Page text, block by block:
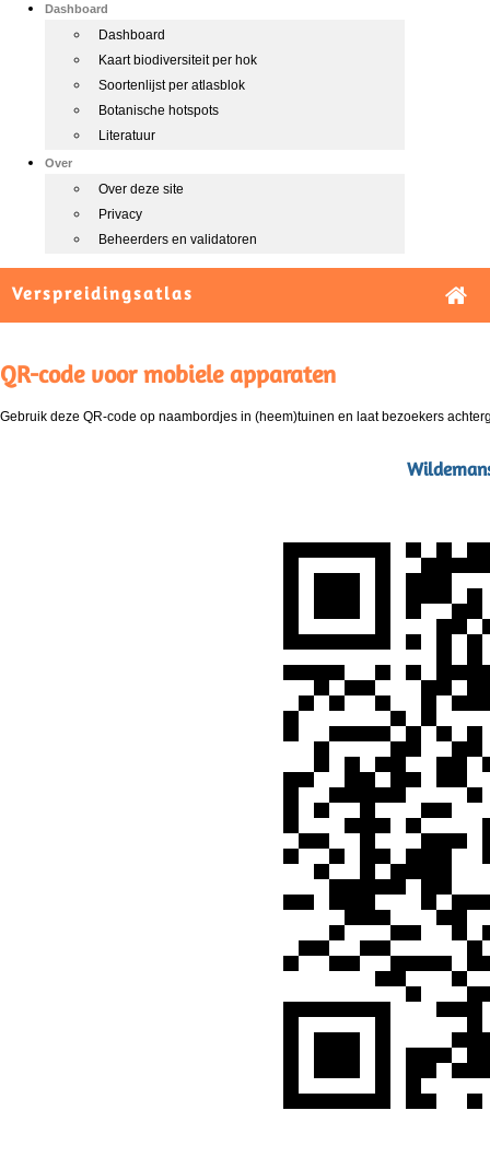
Dashboard
Dashboard
Kaart biodiversiteit per hok
Soortenlijst per atlasblok
Botanische hotspots
Literatuur
Over
Over deze site
Privacy
Beheerders en validatoren
Verspreidingsatlas
QR-code voor mobiele apparaten
Gebruik deze QR-code op naambordjes in (heem)tuinen en laat bezoekers